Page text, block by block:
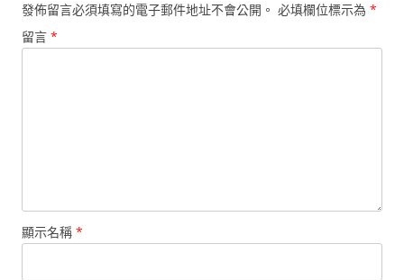
發佈留言必須填寫的電子郵件地址不會公開。 必填欄位標示為 *
留言 *
顯示名稱 *